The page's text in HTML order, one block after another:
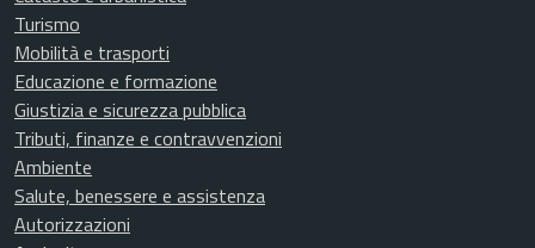
Turismo
Mobilità e trasporti
Educazione e formazione
Giustizia e sicurezza pubblica
Tributi, finanze e contravvenzioni
Ambiente
Salute, benessere e assistenza
Autorizzazioni